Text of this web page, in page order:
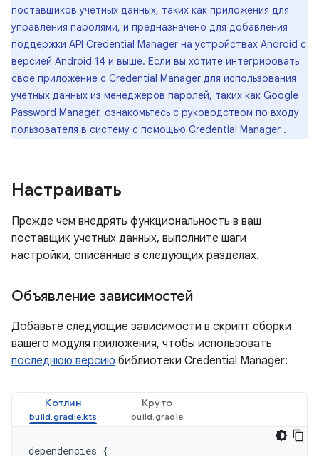
поставщиков учетных данных, таких как приложения для
управления паролями, и предназначено для добавления
поддержки API Credential Manager на устройствах Android с
версией Android 14 и выше. Если вы хотите интегрировать
свое приложение с Credential Manager для использования
учетных данных из менеджеров паролей, таких как Google
Password Manager, ознакомьтесь с руководством по входу
пользователя в систему с помощью Credential Manager .
Настраивать
Прежде чем внедрять функциональность в ваш
поставщик учетных данных, выполните шаги
настройки, описанные в следующих разделах.
Объявление зависимостей
Добавьте следующие зависимости в скрипт сборки
вашего модуля приложения, чтобы использовать
последнюю версию библиотеки Credential Manager:
Котлин Круто
dependencies {